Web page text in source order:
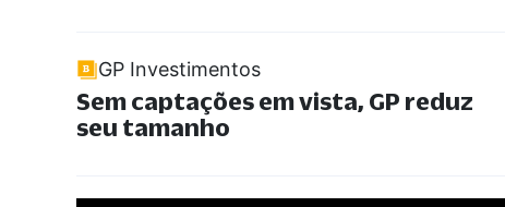
GP Investimentos
Sem captações em vista, GP reduz
seu tamanho